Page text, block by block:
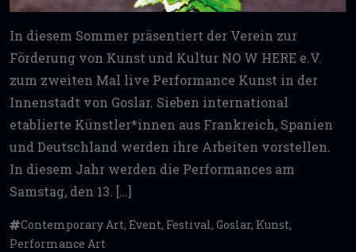
In diesem Sommer präsentiert der Verein zur
Förderung von Kunst und Kultur NO W HERE e.V.
zum zweiten Mal live Performance Kunst in der
Innenstadt von Goslar. Sieben international
etablierte Künstler*innen aus Frankreich, Spanien
und Deutschland werden ihre Arbeiten vorstellen.
In diesem Jahr werden die Performances am
Samstag, den 13. […]
Contemporary Art, Event, Festival, Goslar, Kunst,
Performance Art